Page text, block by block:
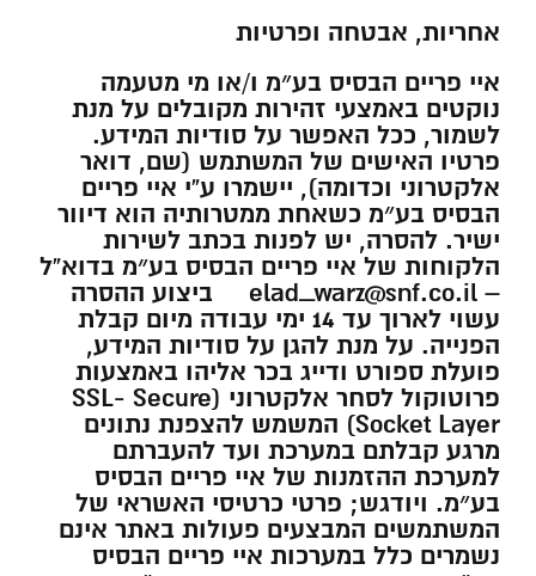
אחריות, אבטחה ופרטיות
איי פריים הבסיס בע״מ ו/או מי מטעמה
נוקטים באמצעי זהירות מקובלים על מנת
לשמור, ככל האפשר על סודיות המידע.
פרטיו האישים של המשתמש (שם, דואר
אלקטרוני וכדומה), יישמרו ע”י איי פריים
הבסיס בע״מ כשאחת ממטרותיה הוא דיוור
ישיר. להסרה, יש לפנות בכתב לשירות
הלקוחות של איי פריים הבסיס בע״מ בדוא”ל
– elad_warz@snf.co.il ביצוע ההסרה
עשוי לארוך עד 14 ימי עבודה מיום קבלת
הפנייה. על מנת להגן על סודיות המידע,
פועלת ספורט ודייג בכר אליהו באמצעות
פרוטוקול לסחר אלקטרוני (SSL- Secure
Socket Layer) המשמש להצפנת נתונים
מרגע קבלתם במערכת ועד להעברתם
למערכת ההזמנות של איי פריים הבסיס
בע״מ. ויודגש; פרטי כרטיסי האשראי של
המשתמשים המבצעים פעולות באתר אינם
נשמרים כלל במערכות איי פריים הבסיס